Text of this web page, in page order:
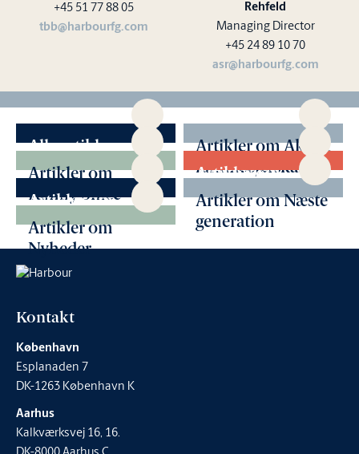
+45 51 77 88 05
tbb@harbourfg.com
Rehfeld
Managing Director
+45 24 89 10 70
asr@harbourfg.com
Alle artikler
Artikler om Aktivt
familieejerskab
Artikler om
Family office
Artikler om
Filantropi
Artikler om
Generationsskifte
Artikler om Næste
generation
Artikler om
Nyheder
Kontakt
København
Esplanaden 7
DK-1263 København K
Aarhus
Kalkværksvej 16, 16.